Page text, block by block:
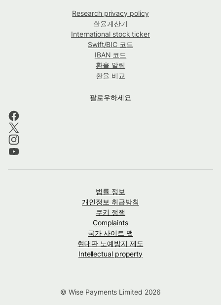
Research privacy policy
환율계산기
International stock ticker
Swift/BIC 코드
IBAN 코드
환율 알림
환율 비교
팔로우하세요
법률 정보
개인정보 취급방침
쿠키 정책
Complaints
국가 사이트 맵
현대판 노예방지 제도
Intellectual property
© Wise Payments Limited 2026